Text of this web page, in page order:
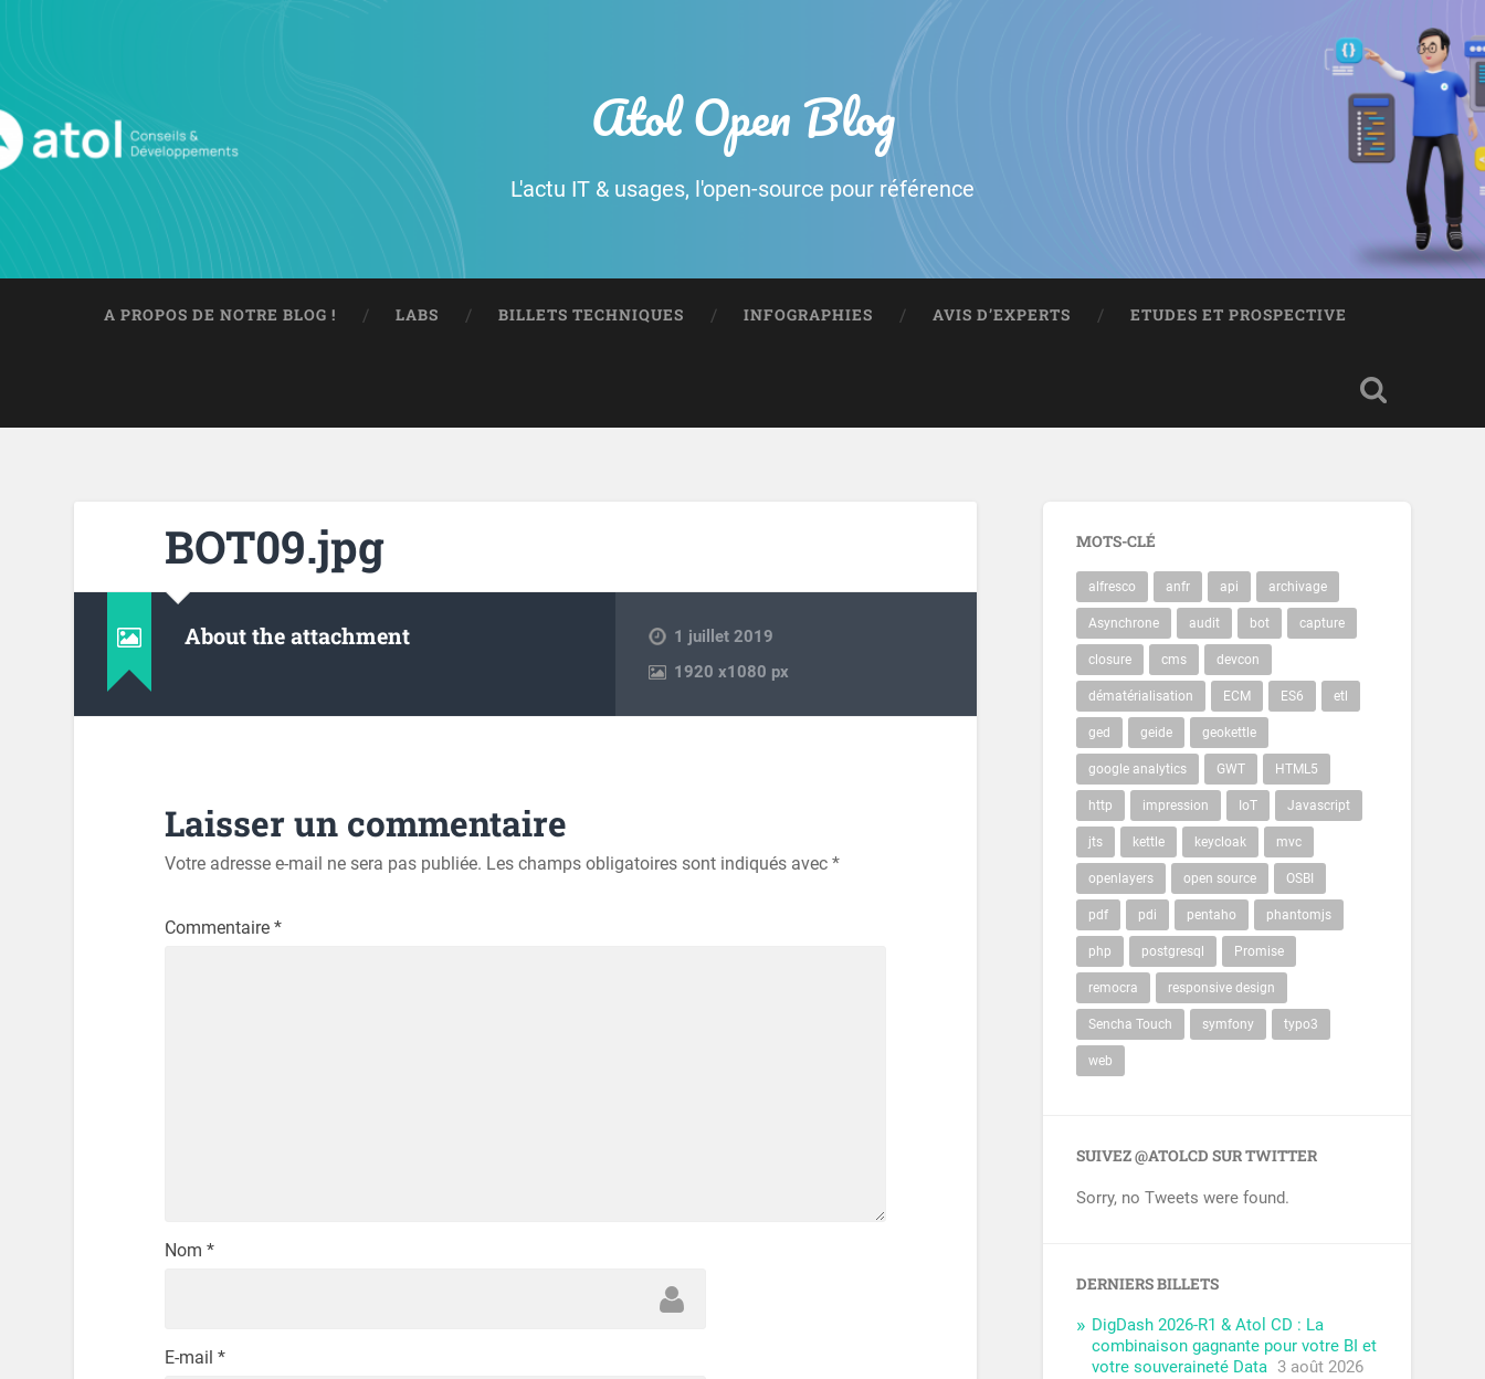
Atol Open Blog
L'actu IT & usages, l'open-source pour référence
A PROPOS DE NOTRE BLOG ! LABS BILLETS TECHNIQUES INFOGRAPHIES AVIS D’EXPERTS ETUDES ET PROSPECTIVE
BOT09.jpg
About the attachment
1 juillet 2019
1920x1080 px
Laisser un commentaire
Votre adresse e-mail ne sera pas publiée. Les champs obligatoires sont indiqués avec *
Commentaire *
Nom *
E-mail *
MOTS-CLÉ
alfresco anfr api archivage
Asynchrone audit bot capture
closure cms devcon
dématérialisation ECM ES6 etl
ged geide geokettle
google analytics GWT HTML5
http impression IoT Javascript
jts kettle keycloak mvc
openlayers open source OSBI
pdf pdi pentaho phantomjs
php postgresql Promise
remocra responsive design
Sencha Touch symfony typo3
web
SUIVEZ @ATOLCD SUR TWITTER
Sorry, no Tweets were found.
DERNIERS BILLETS
DigDash 2026-R1 & Atol CD : La
combinaison gagnante pour votre BI et
votre souveraineté Data 3 août 2026